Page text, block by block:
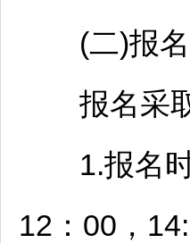
(二)报名
报名采取
1.报名时
12：00，